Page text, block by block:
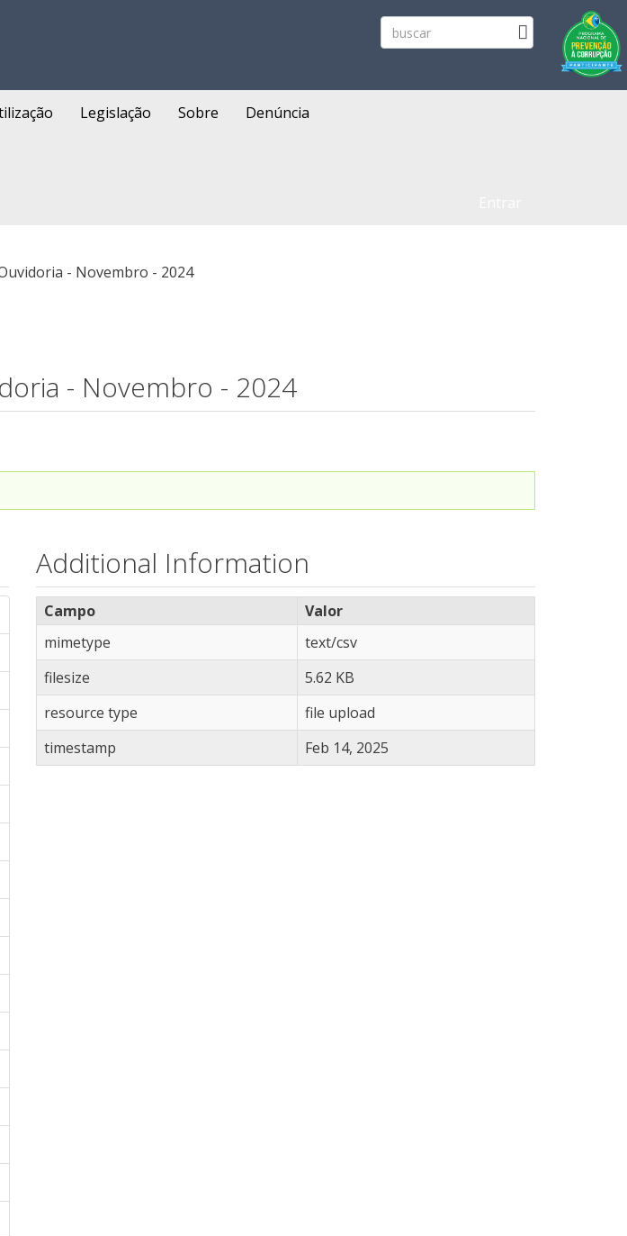
Legislação Sobre Denúncia
- Novembro - 2024
- Novembro - 2024
Additional Information
Campo
Valor
mimetype
text/csv
filesize
5.62 KB
resource type
file upload
timestamp
Feb 14, 2025